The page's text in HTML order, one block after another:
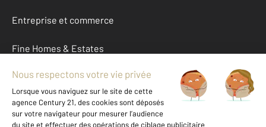
Entreprise et commerce
Fine Homes & Estates
À propos
International